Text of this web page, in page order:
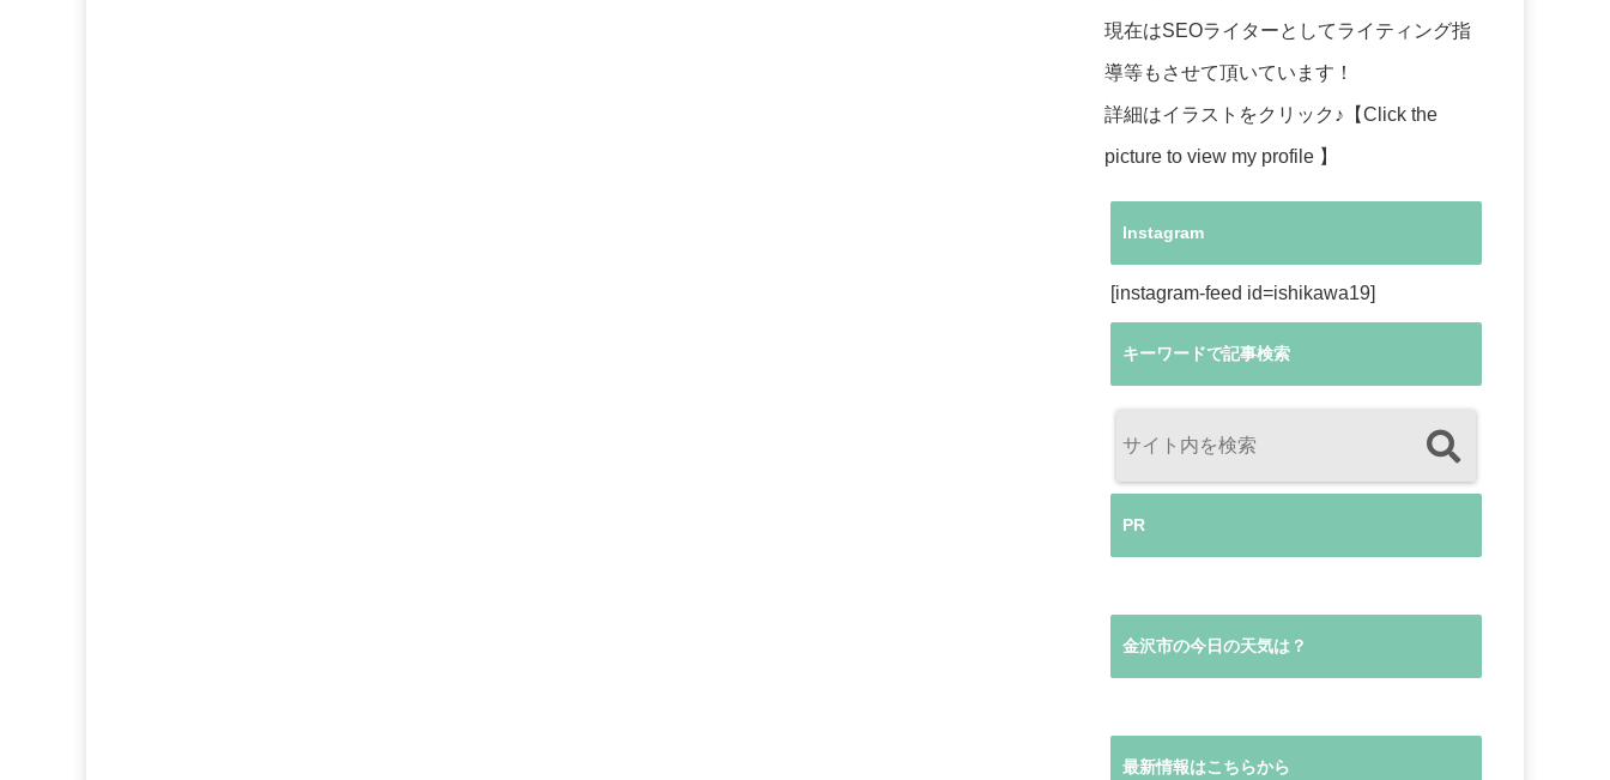
現在はSEOライターとしてライティング指
導等もさせて頂いています！
詳細はイラストをクリック♪【Click the
picture to view my profile 】
Instagram
[instagram-feed id=ishikawa19]
キーワードで記事検索
PR
金沢市の今日の天気は？
最新情報はこちらから